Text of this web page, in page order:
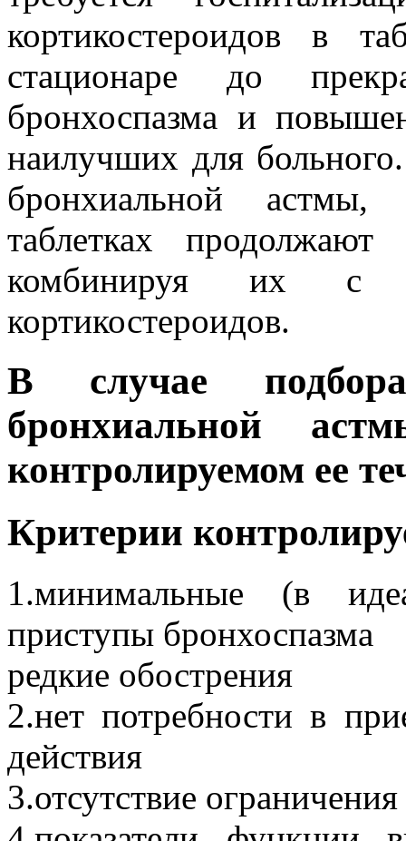
кортикостероидов в
стационаре до
бронхоспазма и
наилучших для
бронхиальной астмы,
таблетках
комбинируя их с
кортикостероидов.
В случае
бронхиальной
контролируемом ее
Критерии
1.минимальные (в
приступы бронхоспазма
редкие обострения
2.нет потребности в
действия
3.отсутствие